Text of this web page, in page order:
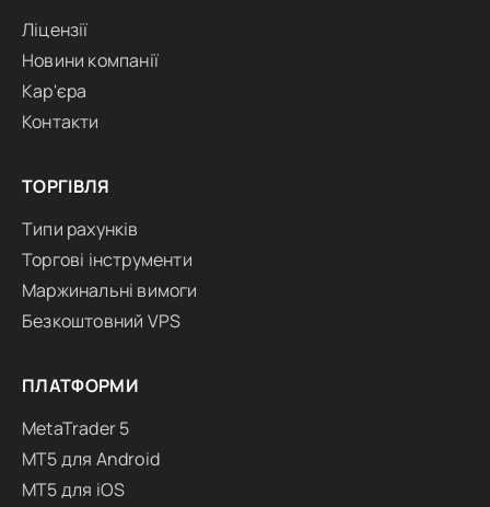
Ліцензії
Новини компанії
Кар'єра
Контакти
ТОРГІВЛЯ
Типи рахунків
Торгові інструменти
Маржинальні вимоги
Безкоштовний VPS
ПЛАТФОРМИ
MetaTrader 5
MT5 для Android
MT5 для iOS